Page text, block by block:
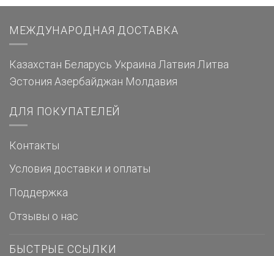
МЕЖДУНАРОДНАЯ ДОСТАВКА
Казахстан Беларусь Украина Латвия Литва
Эстония Азербайджан Молдавия
ДЛЯ ПОКУПАТЕЛЕЙ
Контакты
Условия доставки и оплаты
Поддержка
Отзывы о нас
БЫСТРЫЕ ССЫЛКИ